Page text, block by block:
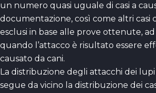
un numero quasi uguale di casi a
documentazione, così come altri casi
esclusi in base alle prove ottenute,
quando l’attacco è risultato essere
causato da cani.
La distribuzione degli attacchi dei
segue da vicino la distribuzione dei